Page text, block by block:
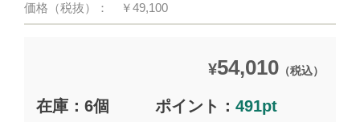
価格（税抜）：
￥49,100
¥54,010（税込）
在庫：6個 ポイント：491pt